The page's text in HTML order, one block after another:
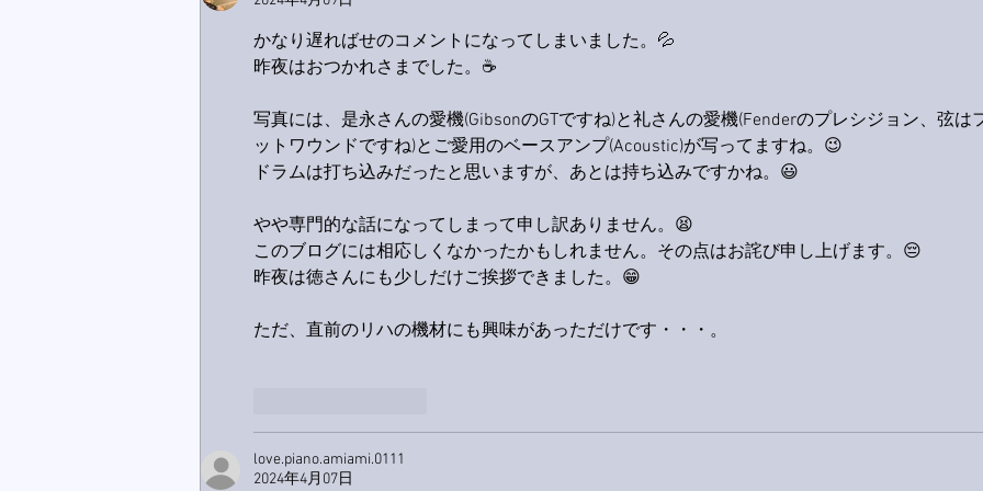
かなり遅ればせのコメントになってしまいました。💦
昨夜はおつかれさまでした。☕
写真には、是永さんの愛機(GibsonのGTですね)と礼さんの愛機(Fenderのプレシジョン、弦は
ットワウンドですね)とご愛用のベースアンプ(Acoustic)が写ってますね。😉
ドラムは打ち込みだったと思いますが、あとは持ち込みですかね。😃
やや専門的な話になってしまって申し訳ありません。😫
このブログには相応しくなかったかもしれません。その点はお詫び申し上げます。😔
昨夜は徳さんにも少しだけご挨拶できました。😁
ただ、直前のリハの機材にも興味があっただけです・・・。
love.piano.amiami.0111
2024年4月07日